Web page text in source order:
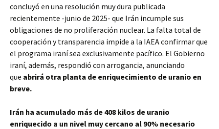
concluyó en una resolución muy dura publicada
recientemente -junio de 2025- que Irán incumple sus
obligaciones de no proliferación nuclear. La falta total de
cooperación y transparencia impide a la IAEA confirmar que
el programa iraní sea exclusivamente pacífico. El Gobierno
iraní, además, respondió con arrogancia, anunciando
que abrirá otra planta de enriquecimiento de uranio en
breve.
Irán ha acumulado más de 408 kilos de uranio
enriquecido a un nivel muy cercano al 90% necesario